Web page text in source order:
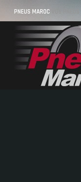
PNEUS MAROC VOS